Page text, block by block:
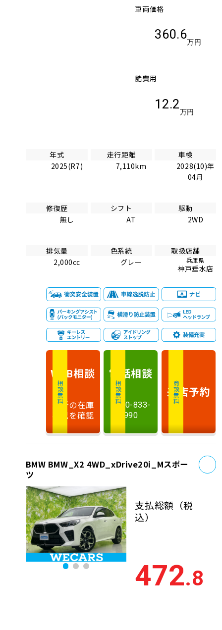
車両価格
360.6
万円
諸費用
12.2
万円
年式
2025(R7)
走行距離
7,110km
車検
2028(10)年
04月
修復歴
無し
シフト
AT
駆動
2WD
排気量
2,000cc
色系統
グレー
取扱店舗
兵庫県
神戸垂水店
相談無料
WEB相談
最新の在庫
状況を確認
相談無料
電話相談
0120-833-
990
商談無料
来店予約
BMW BMW_X2 4WD_xDrive20i_Mスポー
ツ
支払総額 （税
込）
472.8